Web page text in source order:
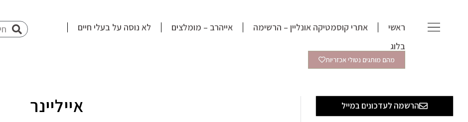
ראשי אתרי קוסמטיקה אונליין – הרשימה אייהרב – מומלצים
לא נוסה על בעלי חיים
בלוג
מהם מותגים נטולי אכזריות
הרשמה לעדכונים במייל אייליינר